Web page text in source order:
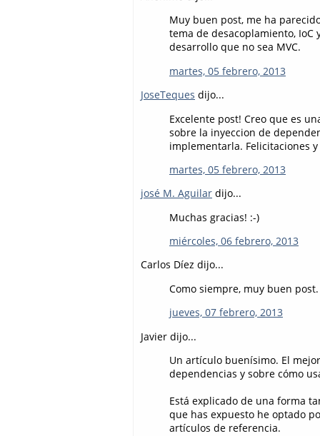
Muy buen post, me ha
tema de desacoplamiento,
desarrollo que no sea MVC.
martes, 05 febrero, 2013
JoseTeques dijo...
Excelente post! Creo que es
sobre la inyeccion de
implementarla. Felicitaciones
martes, 05 febrero, 2013
josé M. Aguilar dijo...
Muchas gracias! :-)
miércoles, 06 febrero, 2013
Carlos Díez dijo...
Como siempre, muy buen
jueves, 07 febrero, 2013
Javier dijo...
Un artículo buenísimo. El
dependencias y sobre cómo
Está explicado de una forma
que has expuesto he optado
artículos de referencia.